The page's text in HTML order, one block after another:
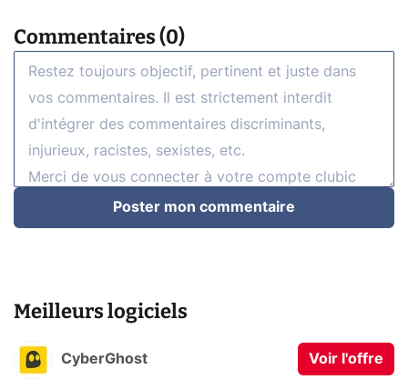
Commentaires (0)
Poster mon commentaire
Meilleurs logiciels
CyberGhost Voir l'offre